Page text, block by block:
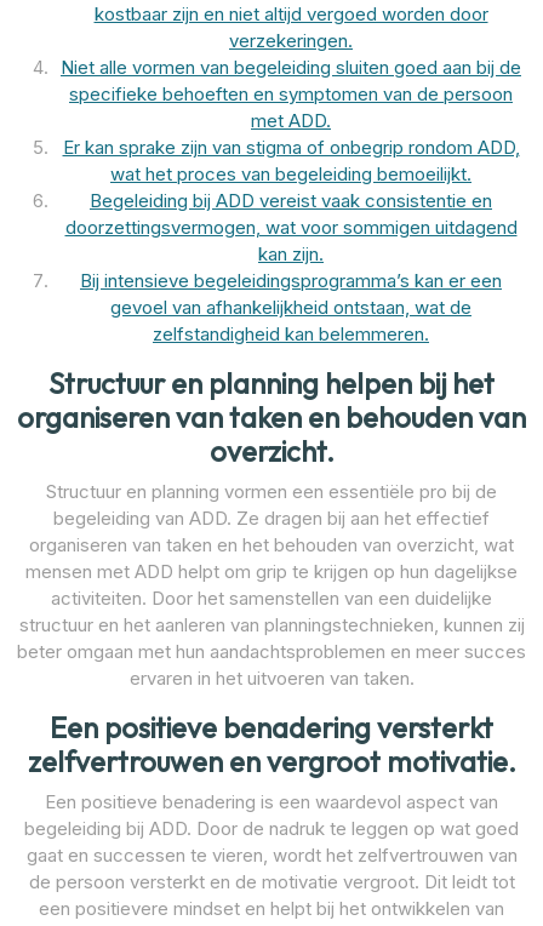
kostbaar zijn en niet altijd vergoed worden door
verzekeringen.
Niet alle vormen van begeleiding sluiten goed aan bij de
specifieke behoeften en symptomen van de persoon
met ADD.
Er kan sprake zijn van stigma of onbegrip rondom ADD,
wat het proces van begeleiding bemoeilijkt.
Begeleiding bij ADD vereist vaak consistentie en
doorzettingsvermogen, wat voor sommigen uitdagend
kan zijn.
Bij intensieve begeleidingsprogramma’s kan er een
gevoel van afhankelijkheid ontstaan, wat de
zelfstandigheid kan belemmeren.
Structuur en planning helpen bij het
organiseren van taken en behouden van
overzicht.
Structuur en planning vormen een essentiële pro bij de
begeleiding van ADD. Ze dragen bij aan het effectief
organiseren van taken en het behouden van overzicht, wat
mensen met ADD helpt om grip te krijgen op hun dagelijkse
activiteiten. Door het samenstellen van een duidelijke
structuur en het aanleren van planningstechnieken, kunnen zij
beter omgaan met hun aandachtsproblemen en meer succes
ervaren in het uitvoeren van taken.
Een positieve benadering versterkt
zelfvertrouwen en vergroot motivatie.
Een positieve benadering is een waardevol aspect van
begeleiding bij ADD. Door de nadruk te leggen op wat goed
gaat en successen te vieren, wordt het zelfvertrouwen van
de persoon versterkt en de motivatie vergroot. Dit leidt tot
een positievere mindset en helpt bij het ontwikkelen van